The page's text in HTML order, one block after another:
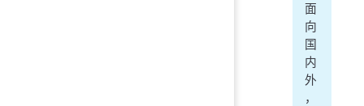
面
向
国
内
外
，